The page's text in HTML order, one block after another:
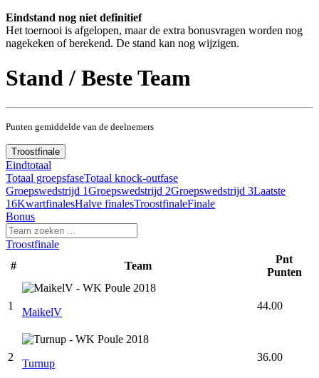
Eindstand nog niet definitief
Het toernooi is afgelopen, maar de extra bonusvragen worden nog
nagekeken of berekend. De stand kan nog wijzigen.
Stand / Beste Team
Punten gemiddelde van de deelnemers
Troostfinale
Eindtotaal
Totaal groepsfaseTotaal knock-outfase
Groepswedstrijd 1Groepswedstrijd 2Groepswedstrijd 3Laatste
16KwartfinalesHalve finalesTroostfinaleFinale
Bonus
Troostfinale
#
Team
Pnt
Punten
1
MaikelV
44.00
2
Turnup
36.00